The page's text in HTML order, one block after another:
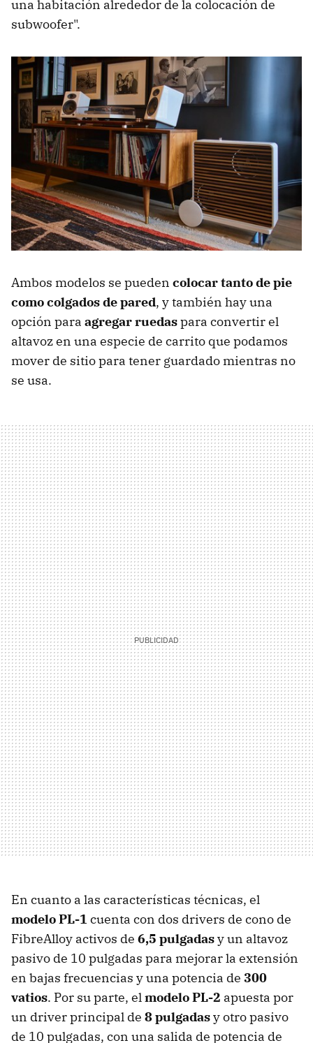
una habitación alrededor de la colocación de
subwoofer".
Ambos modelos se pueden colocar tanto de pie
como colgados de pared, y también hay una
opción para agregar ruedaspara convertir el
altavoz en una especie de carrito que podamos
mover de sitio para tener guardado mientras no
se usa.
En cuanto a las características técnicas, el
modelo PL-1 cuenta con dos drivers de cono de
FibreAlloy activos de 6,5 pulgadasy un altavoz
pasivo de 10 pulgadas para mejorar la extensión
en bajas frecuencias y una potencia de 300
vatios. Por su parte, elmodelo PL-2 apuesta por
un driver principal de 8 pulgadasy otro pasivo
de 10 pulgadas, con una salida de potencia de